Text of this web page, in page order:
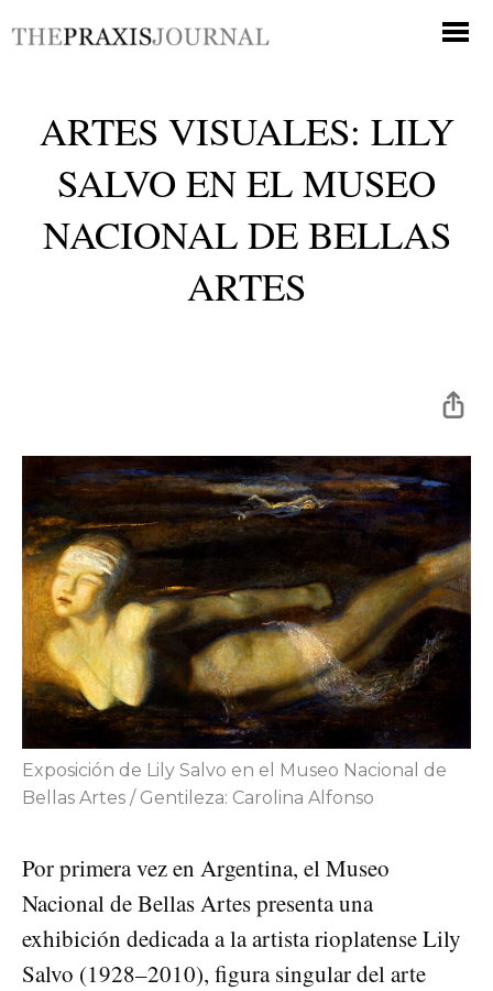
ARTES VISUALES: LILY
SALVO EN EL MUSEO
NACIONAL DE BELLAS
ARTES
Exposición de Lily Salvo en el Museo Nacional de
Bellas Artes / Gentileza: Carolina Alfonso
Por primera vez en Argentina, el Museo
Nacional de Bellas Artes presenta una
exhibición dedicada a la artista rioplatense Lily
Salvo (1928–2010), figura singular del arte